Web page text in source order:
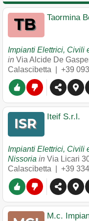
Taormina
Impianti Elettrici, Civili
in Via Alcide De
Calascibetta | +39
Iteif S.r.l.
Impianti Elettrici, Civili
Nissoria in Via Licari
Calascibetta | +39
M.c.